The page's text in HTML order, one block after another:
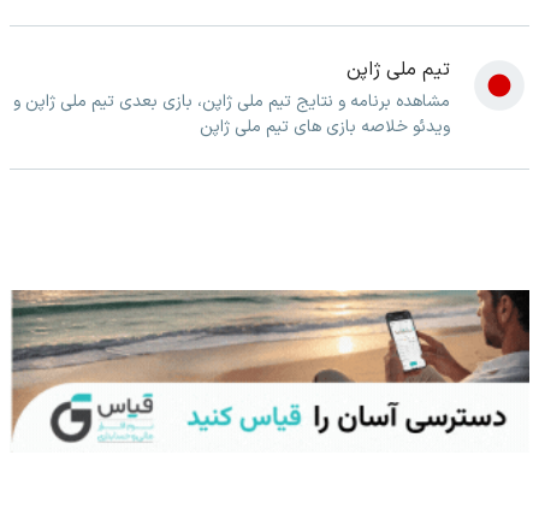
تیم ملی ژاپن
مشاهده برنامه و نتایج تیم ملی ژاپن، بازی بعدی تیم ملی ژاپن و
ویدئو خلاصه بازی های تیم ملی ژاپن